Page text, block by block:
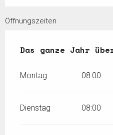
Öffnungszeiten
Das ganze Jahr
Das ganze Jahr
Montag 08:00
Dienstag 08:00